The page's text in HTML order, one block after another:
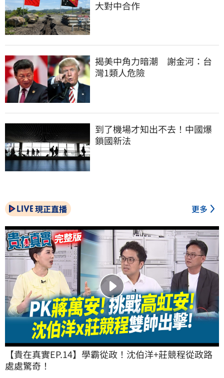
大對中合作
揭美中角力暗潮　謝金河：台
灣1類人危險
到了機場才知出不去！中國爆
鎖國新法
現正直播 更多
【貴在真實EP.14】學霸從政！沈伯洋+莊競程從政路
處處驚奇！